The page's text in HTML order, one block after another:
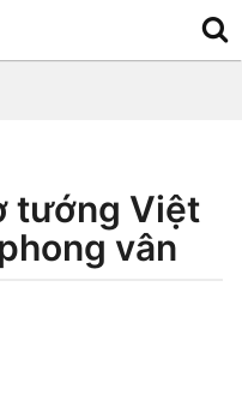
tướng Việt
vân